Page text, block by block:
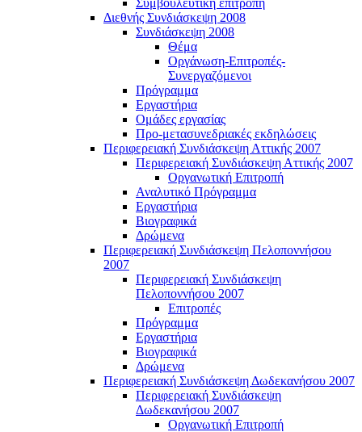
Συμβουλευτική επιτροπή
Διεθνής Συνδιάσκεψη 2008
Συνδιάσκεψη 2008
Θέμα
Οργάνωση-Επιτροπές-
Συνεργαζόμενοι
Πρόγραμμα
Εργαστήρια
Ομάδες εργασίας
Προ-μετασυνεδριακές εκδηλώσεις
Περιφερειακή Συνδιάσκεψη Αττικής 2007
Περιφερειακή Συνδιάσκεψη Αττικής 2007
Οργανωτική Επιτροπή
Αναλυτικό Πρόγραμμα
Εργαστήρια
Βιογραφικά
Δρώμενα
Περιφερειακή Συνδιάσκεψη Πελοποννήσου
2007
Περιφερειακή Συνδιάσκεψη
Πελοποννήσου 2007
Επιτροπές
Πρόγραμμα
Εργαστήρια
Βιογραφικά
Δρώμενα
Περιφερειακή Συνδιάσκεψη Δωδεκανήσου 2007
Περιφερειακή Συνδιάσκεψη
Δωδεκανήσου 2007
Οργανωτική Επιτροπή